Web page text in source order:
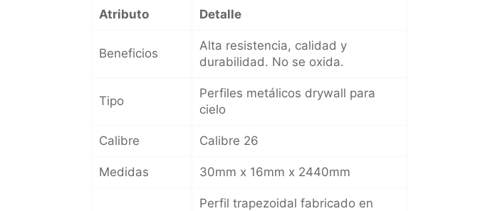
Atributo Detalle
Beneficios
Alta resistencia, calidad y
durabilidad. No se oxida.
Tipo
Perfiles metálicos drywall para
cielo
Calibre Calibre 26
Medidas 30mm x 16mm x 2440mm
Perfil trapezoidal fabricado en